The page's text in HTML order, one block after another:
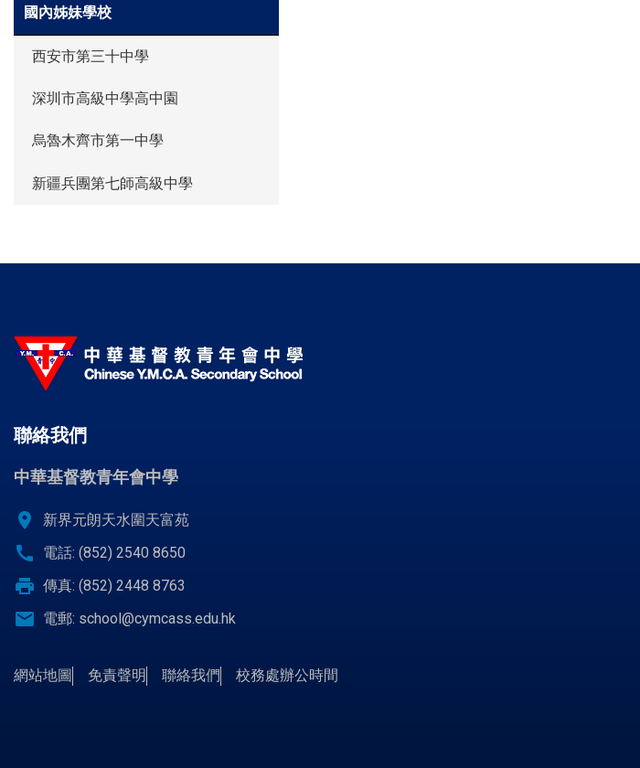
國內姊妹學校
西安市第三十中學
深圳市高級中學高中園
烏魯木齊市第一中學
新疆兵團第七師高級中學
聯絡我們
中華基督教青年會中學
location_on 新界元朗天水圍天富苑
call 電話: (852) 2540 8650
print 傳真: (852) 2448 8763
email 電郵: school@cymcass.edu.hk
網站地圖 免責聲明 聯絡我們 校務處辦公時間